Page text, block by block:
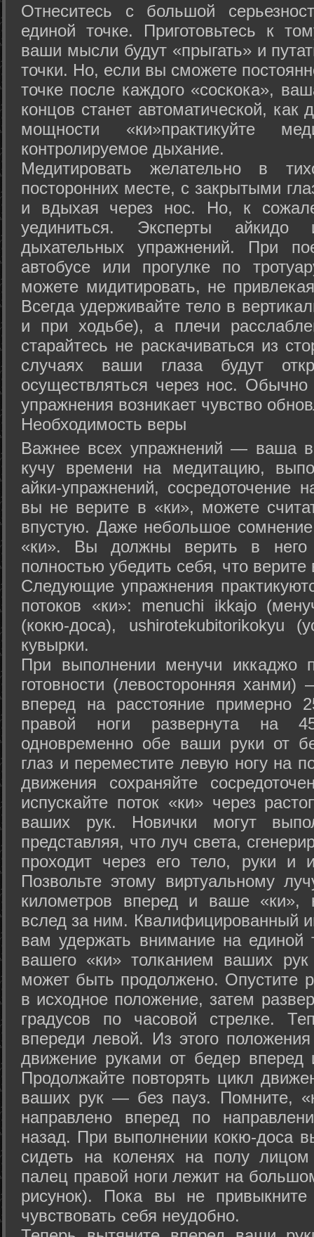
Отнеситесь с большой
единой точке. Приготовьтесь к
ваши мысли будут «прыгать» и
точки. Но, если вы сможете
точке после каждого «соскока»,
концов станет автоматической,
мощности «ки»практикуйте
контролируемое дыхание.
Медитировать желательно в
посторонних месте, с закрытыми
и вдыхая через нос. Но, к
уединиться. Эксперты айкидо
дыхательных упражнений. При
автобусе или прогулке по
можете мидитировать, не
Всегда удерживайте тело в
и при ходьбе), а плечи
старайтесь не раскачиваться из
случаях ваши глаза будут
осуществляться через нос. Обычно
упражнения возникает чувство
Необходимость веры
Важнее всех упражнений — ваша
кучу времени на медитацию,
айки-упражнений, сосредоточение
вы не верите в «ки», можете
впустую. Даже небольшое сомнение
«ки». Вы должны верить в
полностью убедить себя, что верите
Следующие упражнения
потоков «ки»: menuchi ikkajo
(кокю-доса), ushiro­tekubitori­kokyu
кувырки.
При выполнении менучи иккаджо
готовности (левосторонняя
вперед на расстояние примерно
правой ноги развернута на
одновременно обе ваши руки от
глаз и переместите левую ногу на
движения сохраняйте
испускайте поток «ки» через
ваших рук. Новички могут
представляя, что луч света,
проходит через его тело, руки и
Позвольте этому виртуальному
километров вперед и ваше «ки»,
вслед за ним. Квалифицированный
вам удержать внимание на единой
вашего «ки» толканием ваших
может быть продолжено. Опустите
в исходное положение, затем
градусов по часовой стрелке.
впереди левой. Из этого
движение руками от бедер вперед
Продолжайте повторять цикл
ваших рук — без пауз. Помните,
направлено вперед по
назад. При выполнении кокю-доса
сидеть на коленях на полу
палец правой ноги лежит на
рисунок). Пока вы не
чувствовать себя неудобно.